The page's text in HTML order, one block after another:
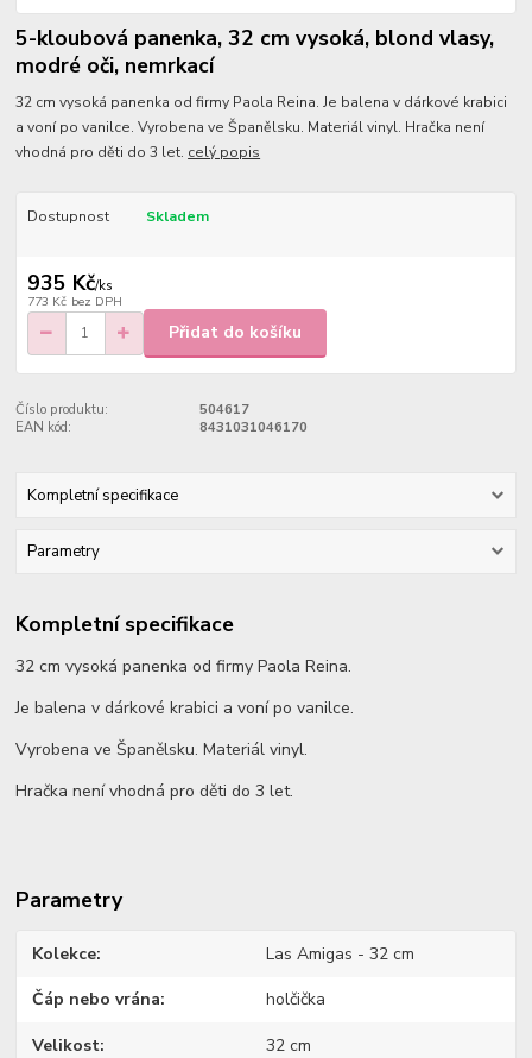
5-kloubová panenka, 32 cm vysoká, blond vlasy,
modré oči, nemrkací
32 cm vysoká panenka od firmy Paola Reina. Je balena v dárkové krabici
a voní po vanilce. Vyrobena ve Španělsku. Materiál vinyl. Hračka není
vhodná pro děti do 3 let. celý popis
Dostupnost Skladem
935 Kč/ks
773 Kč bez DPH
Přidat do košíku
Číslo produktu:
504617
EAN kód:
8431031046170
Kompletní specifikace
Parametry
Kompletní specifikace
32 cm vysoká panenka od firmy Paola Reina.
Je balena v dárkové krabici a voní po vanilce.
Vyrobena ve Španělsku. Materiál vinyl.
Hračka není vhodná pro děti do 3 let.
Parametry
Kolekce Las Amigas - 32 cm
Čáp nebo vrána holčička
Velikost 32 cm